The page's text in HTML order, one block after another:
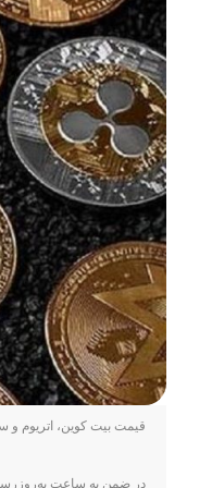
قیمت بیت کوین، اتریوم و سایر ارز‌های
در ضمن به ساعت